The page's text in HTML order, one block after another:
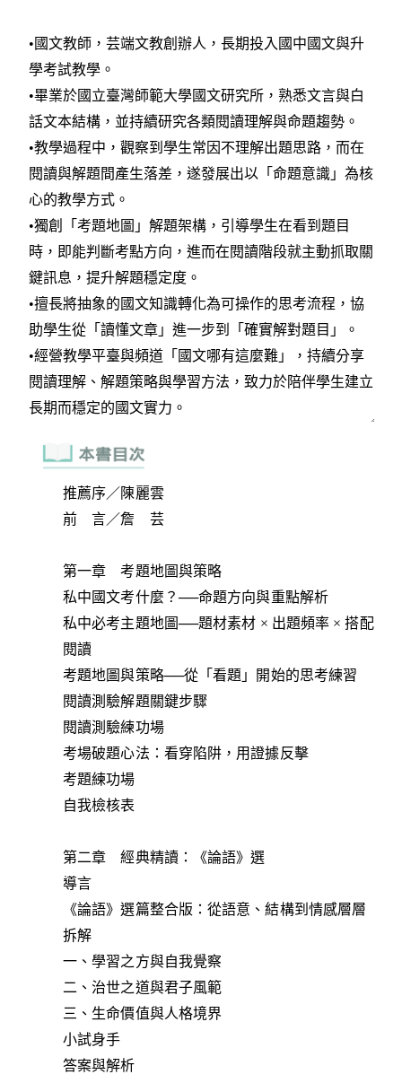
推薦序／陳麗雲
前 言／詹 芸
第一章 考題地圖與策略
私中國文考什麼？──命題方向與重點解析
私中必考主題地圖──題材素材 × 出題頻率 × 搭配
閱讀
考題地圖與策略──從「看題」開始的思考練習
閱讀測驗解題關鍵步驟
閱讀測驗練功場
考場破題心法：看穿陷阱，用證據反擊
考題練功場
自我檢核表
第二章 經典精讀：《論語》選
導言
《論語》選篇整合版：從語意、結構到情感層層
拆解
一、學習之方與自我覺察
二、治世之道與君子風範
三、生命價值與人格境界
小試身手
答案與解析